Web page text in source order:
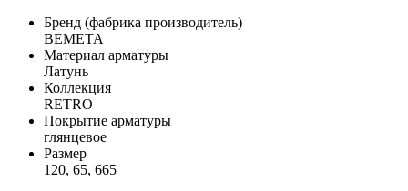
Бренд (фабрика производитель)
BEMETA
Материал арматуры
Латунь
Коллекция
RETRO
Покрытие арматуры
глянцевое
Размер
120, 65, 665